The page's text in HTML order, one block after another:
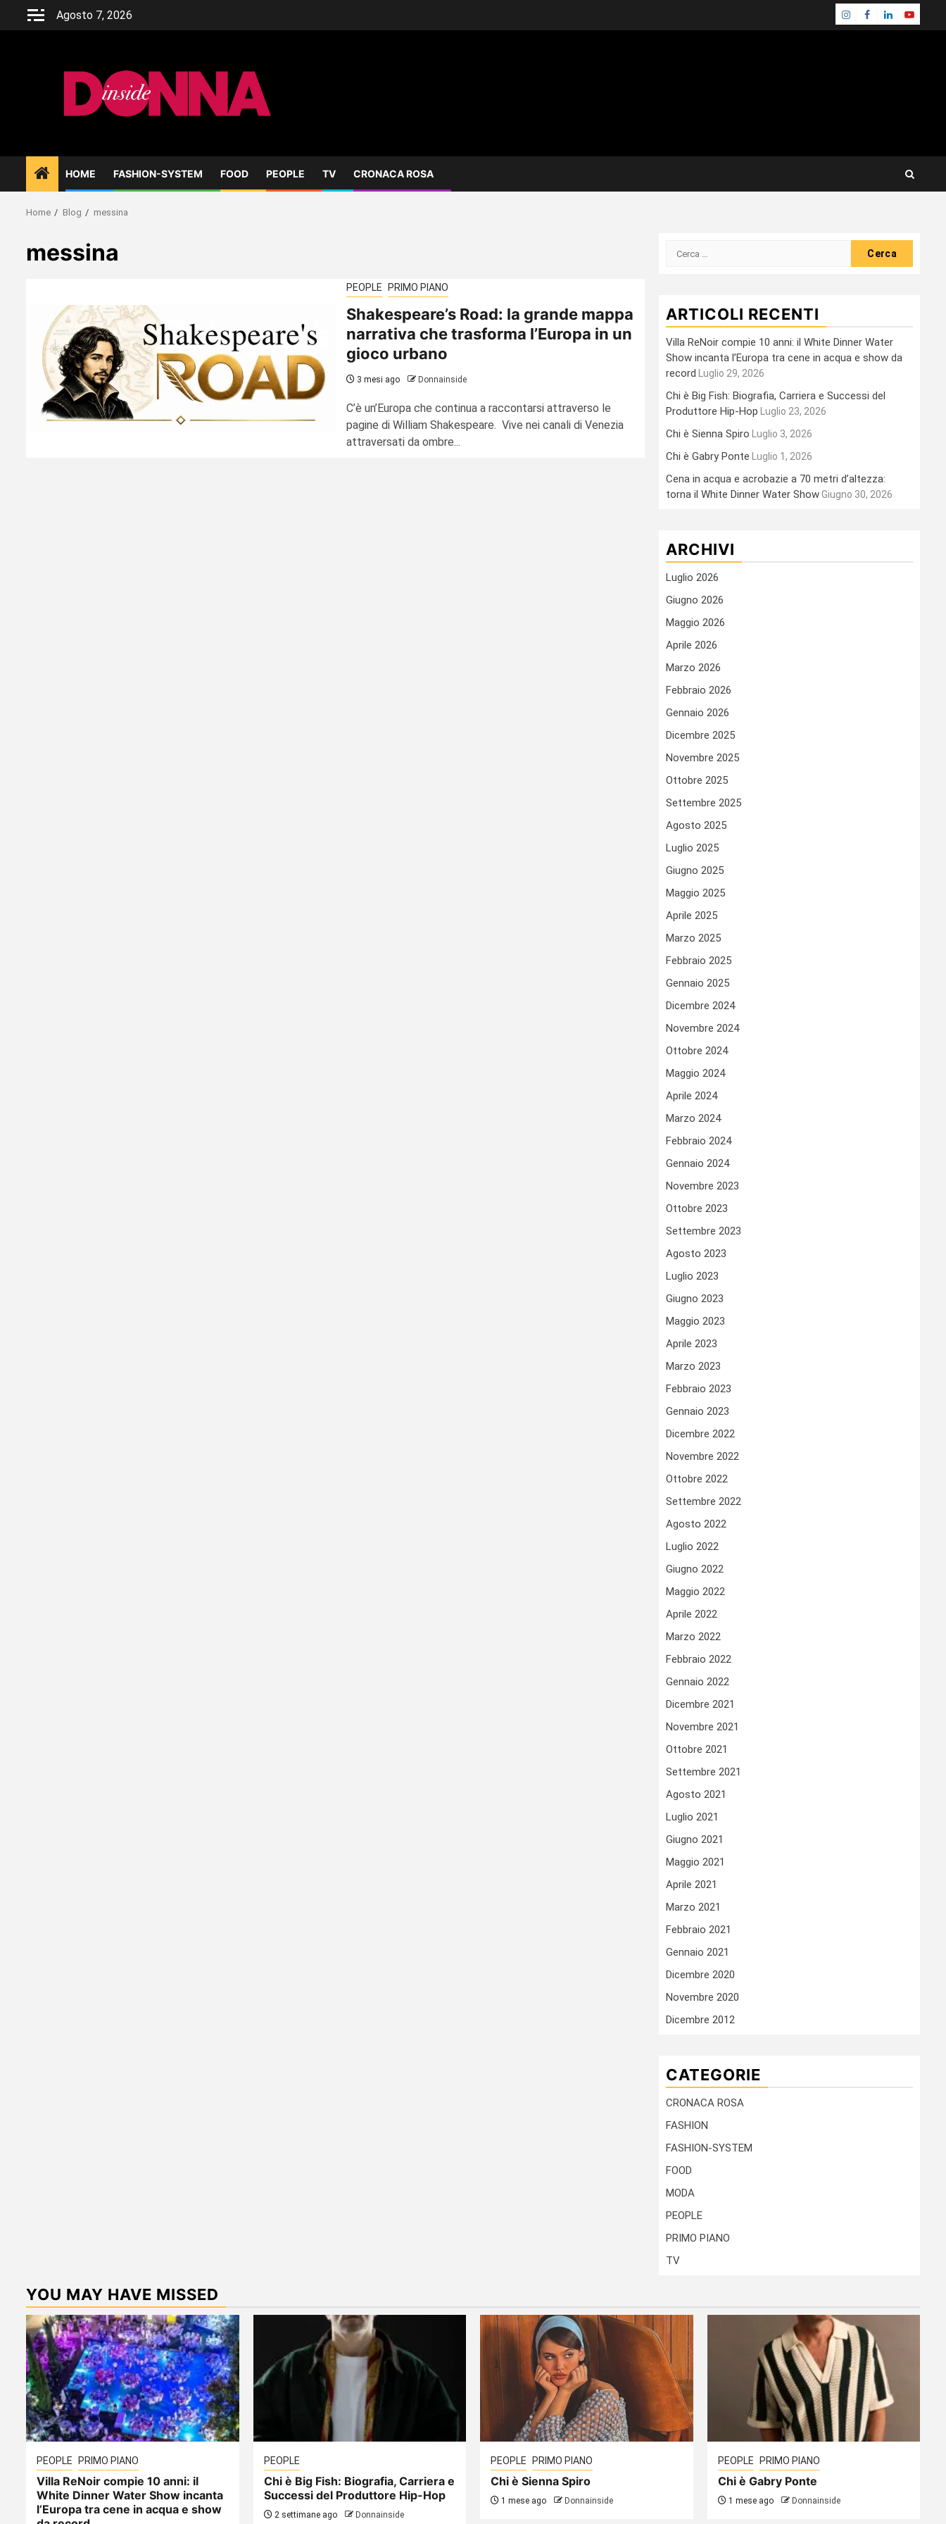
Agosto 7, 2026 Instagram
Facebook
LinkedinYoutube
HOME FASHION-SYSTEM FOOD PEOPLE TV CRONACA ROSA
Home Blog messina
messina
PEOPLE PRIMO PIANO
Shakespeare’s Road: la grande mappa
narrativa che trasforma l’Europa in un
gioco urbano
3 mesi ago Donnainside
C’è un’Europa che continua a raccontarsi attraverso le
pagine di William Shakespeare. Vive nei canali di Venezia
attraversati da ombre...
Ricerca
ARTICOLI RECENTI
Villa ReNoir compie 10 anni: il White Dinner Water
Show incanta l’Europa tra cene in acqua e show da
record
Luglio 29, 2026
Chi è Big Fish: Biografia, Carriera e Successi del
Produttore Hip-Hop
Luglio 23, 2026
Chi è Sienna Spiro Luglio 3, 2026
Chi è Gabry Ponte Luglio 1, 2026
Cena in acqua e acrobazie a 70 metri d’altezza:
torna il White Dinner Water ShowGiugno 30, 2026
ARCHIVI
Luglio 2026
Giugno 2026
Maggio 2026
Aprile 2026
Marzo 2026
Febbraio 2026
Gennaio 2026
Dicembre 2025
Novembre 2025
Ottobre 2025
Settembre 2025
Agosto 2025
Luglio 2025
Giugno 2025
Maggio 2025
Aprile 2025
Marzo 2025
Febbraio 2025
Gennaio 2025
Dicembre 2024
Novembre 2024
Ottobre 2024
Maggio 2024
Aprile 2024
Marzo 2024
Febbraio 2024
Gennaio 2024
Novembre 2023
Ottobre 2023
Settembre 2023
Agosto 2023
Luglio 2023
Giugno 2023
Maggio 2023
Aprile 2023
Marzo 2023
Febbraio 2023
Gennaio 2023
Dicembre 2022
Novembre 2022
Ottobre 2022
Settembre 2022
Agosto 2022
Luglio 2022
Giugno 2022
Maggio 2022
Aprile 2022
Marzo 2022
Febbraio 2022
Gennaio 2022
Dicembre 2021
Novembre 2021
Ottobre 2021
Settembre 2021
Agosto 2021
Luglio 2021
Giugno 2021
Maggio 2021
Aprile 2021
Marzo 2021
Febbraio 2021
Gennaio 2021
Dicembre 2020
Novembre 2020
Dicembre 2012
CATEGORIE
CRONACA ROSA
FASHION
FASHION-SYSTEM
FOOD
MODA
PEOPLE
PRIMO PIANO
TV
YOU MAY HAVE MISSED
PEOPLE PRIMO PIANO
Villa ReNoir compie 10 anni: il
White Dinner Water Show incanta
l’Europa tra cene in acqua e show
PEOPLE
Chi è Big Fish: Biografia, Carriera e
Successi del Produttore Hip-Hop
2 settimane ago Donnainside
PEOPLE PRIMO PIANO
Chi è Sienna Spiro
1 mese ago Donnainside
PEOPLE PRIMO PIANO
Chi è Gabry Ponte
1 mese ago Donnainside